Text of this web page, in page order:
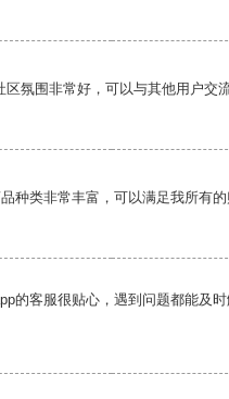
区氛围非常好，可以与其他用户交
种类非常丰富，可以满足我所有的
的客服很贴心，遇到问题都能及